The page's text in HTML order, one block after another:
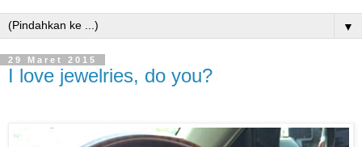
▼
29 Maret 2015
I love jewelries, do you?